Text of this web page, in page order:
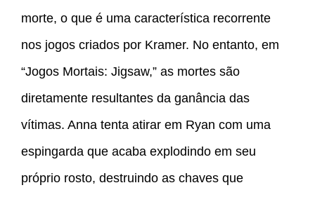
morte, o que é uma característica recorrente
nos jogos criados por Kramer. No entanto, em
“Jogos Mortais: Jigsaw,” as mortes são
diretamente resultantes da ganância das
vítimas. Anna tenta atirar em Ryan com uma
espingarda que acaba explodindo em seu
próprio rosto, destruindo as chaves que